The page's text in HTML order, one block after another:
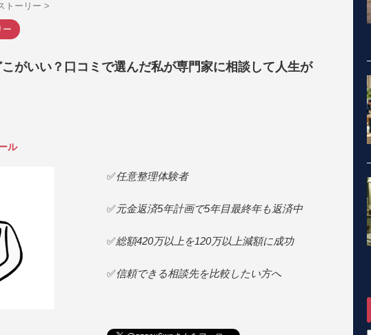
トーリー >
ー
こがいい？口コミで選んだ私が専門家に相談して人生が
ル
✅任意整理体験者
✅元金返済5年計画で5年目最終年も返済中
✅総額420万以上を120万以上減額に成功
✅信頼できる相談先を比較したい方へ